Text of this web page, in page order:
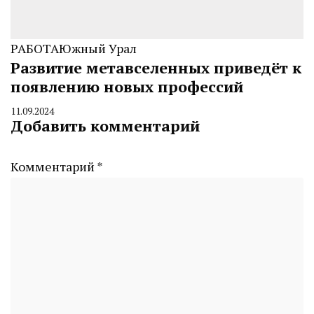
РАБОТАЮжный Урал
Развитие метавселенных приведёт к
появлению новых профессий
By
CHELINDUSTRY
11.09.2024
Добавить комментарий
Комментарий *